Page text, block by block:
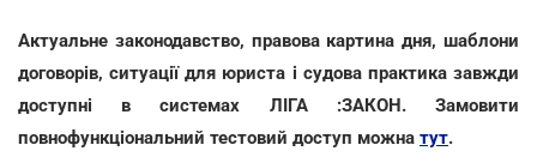
Актуальне законодавство, правова картина дня, шаблони
договорів, ситуації для юриста і судова практика завжди
доступні в системах ЛІГА :ЗАКОН. Замовити
повнофункціональний тестовий доступ можна тут.